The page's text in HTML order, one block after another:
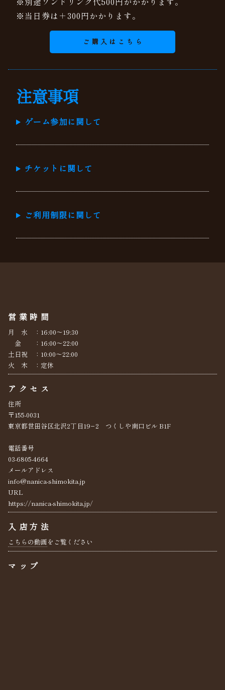
※当日券は＋300円かかります。
ご購入はこちら
注意事項
ゲーム参加に関して
チケットに関して
ご利用制限に関して
営業時間
月 水 ：16:00～19:30
金 ：16:00～22:00
土日祝 ：10:00～22:00
火 木 ：定休
アクセス
住所
〒155-0031
東京都世田谷区北沢2丁目19−2 つくしや南口ビル B1F
電話番号
03-6805-4664
メールアドレス
info@nanica-shimokita.jp
URL
https://nanica-shimokita.jp/
入店方法
こちらの動画をご覧ください
マップ